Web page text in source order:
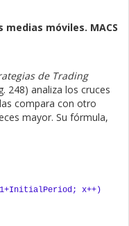
móviles. MACS
de Trading
248) analiza los cruces
compara con otro
mayor. Su fórmula,
x++)